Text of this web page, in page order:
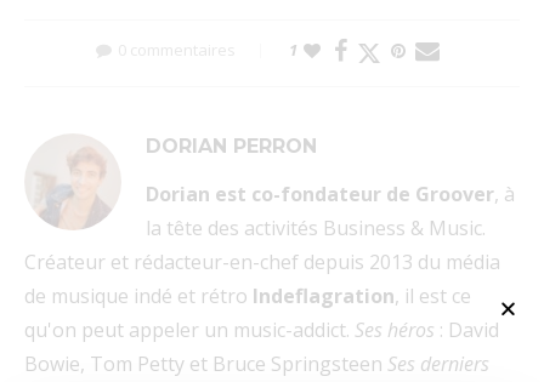
0 commentaires 1
DORIAN PERRON
Dorian est co-fondateur de Groover, à
la tête des activités Business & Music.
Créateur et rédacteur-en-chef depuis 2013 du média
de musique indé et rétro Indeflagration, il est ce
qu'on peut appeler un music-addict. Ses héros : David
Bowie, Tom Petty et Bruce Springsteen Ses derniers